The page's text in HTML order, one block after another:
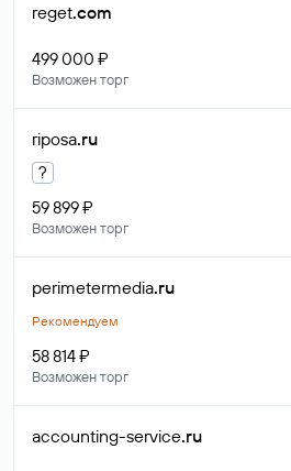
reget.com
499 000 ₽
Возможен торг
riposa.ru
?
59 899 ₽
Возможен торг
perimetermedia.ru
Рекомендуем
58 814 ₽
Возможен торг
accounting-service.ru